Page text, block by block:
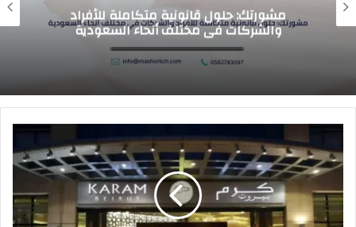
اسعار الرسوم الدراسيه للمدارس العالميه في
السعوديه 2026